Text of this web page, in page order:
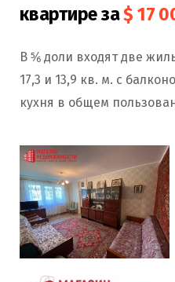
квартире за$ 17
В ⅚ доли входят две
17,3 и 13,9 кв. м. с
кухня в общем